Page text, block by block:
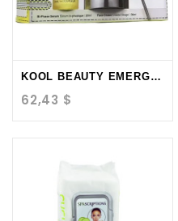
KOOL BEAUTY EMERGENCY...
62,43 $